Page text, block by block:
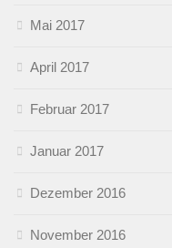
Mai 2017
April 2017
Februar 2017
Januar 2017
Dezember 2016
November 2016